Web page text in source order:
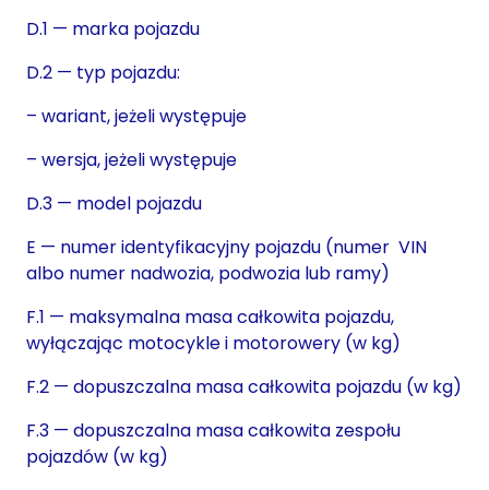
D.1 — marka pojazdu
D.2 — typ pojazdu:
– wariant, jeżeli występuje
– wersja, jeżeli występuje
D.3 — model pojazdu
E — numer identyfikacyjny pojazdu (numer VIN
albo numer nadwozia, podwozia lub ramy)
F.1 — maksymalna masa całkowita pojazdu,
wyłączając motocykle i motorowery (w kg)
F.2 — dopuszczalna masa całkowita pojazdu (w kg)
F.3 — dopuszczalna masa całkowita zespołu
pojazdów (w kg)